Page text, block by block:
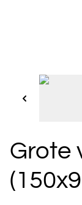
Grote